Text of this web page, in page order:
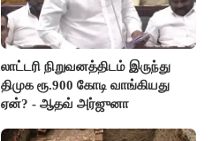
லாட்டரி நிறுவனத்திடம் இருந்து
திமுக ரூ.900 கோடி வாங்கியது
ஏன்? - ஆதவ் அர்ஜுனா